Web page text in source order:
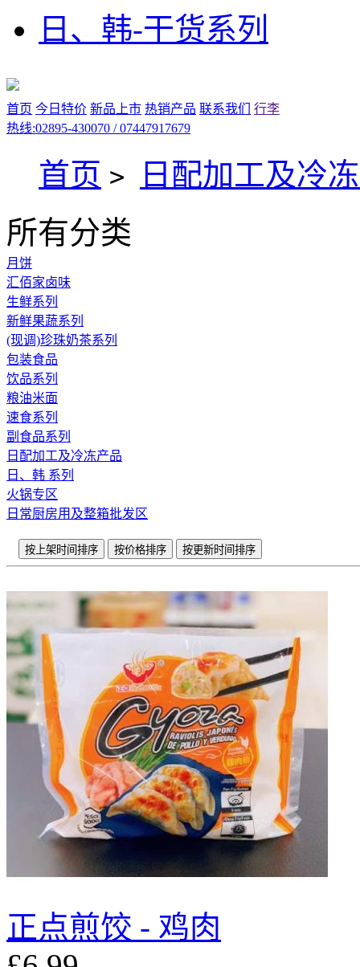
日、韩-干货系列
首页 今日特价 新品上市 热销产品 联系我们
行李
热线:02895-430070 / 07447917679
首页 >
日配加工及冷
所有分类
月饼
汇佰家卤味
生鲜系列
新鲜果蔬系列
(现调)珍珠奶茶系列
包装食品
饮品系列
粮油米面
速食系列
副食品系列
日配加工及冷冻产品
日、韩 系列
火锅专区
日常厨房用及整箱批发区
按上架时间排序 按价格排序 按更新时间排序
正点煎饺 - 鸡肉